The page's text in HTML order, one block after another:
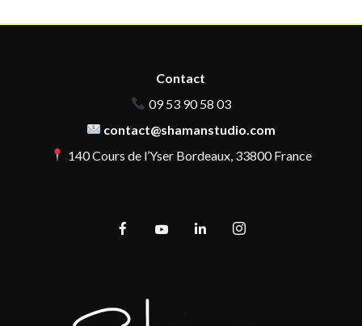
Contact
09 53 90 58 03
contact@shamanstudio.com
140 Cours de l’Yser Bordeaux, 33800 France